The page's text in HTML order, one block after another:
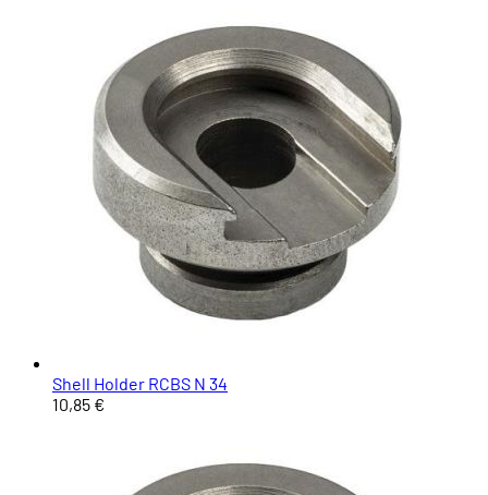
Shell Holder RCBS N 34
10,85 €